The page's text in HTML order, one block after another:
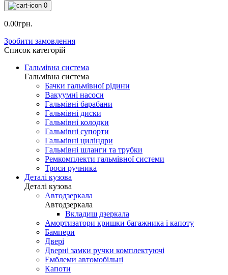
0
0.00грн.
Зробити замовлення
Список категорій
Гальмівна система
Гальмівна система
Бачки гальмівної рідини
Вакуумні насоси
Гальмівні барабани
Гальмівні диски
Гальмівні колодки
Гальмівні супорти
Гальмівні циліндри
Гальмівні шланги та трубки
Ремкомплекти гальмівної системи
Троси ручника
Деталі кузова
Деталі кузова
Автодзеркала
Автодзеркала
Вкладиш дзеркала
Амортизатори кришки багажника і капоту
Бампери
Двері
Дверні замки ручки комплектуючі
Емблеми автомобільні
Капоти